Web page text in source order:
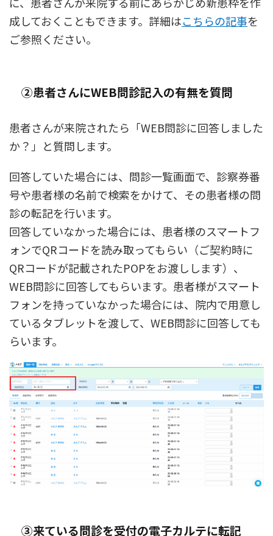
成しておくこともできます。詳細はこちらの記事を
ご参照ください。
②患者さんにWEB問診記入の有無を質問
患者さんが来院されたら「WEB問診に回答しました
か？」と質問します。
回答していた場合には、問診一覧画面で、診察券番
号や患者様の名前で検索をかけて、その患者様の問
診の転記を行います。
回答していなかった場合には、患者様のスマートフ
ォンでQRコードを読み取ってもらい（ご契約時に
QRコードが記載されたPOPをお渡しします）、
WEB問診に回答してもらいます。患者様がスマート
フォンを持っていなかった場合には、院内で用意し
ているタブレットを渡して、WEB問診に回答しても
らいます。
③来ている問診を受付の電子カルテに転記